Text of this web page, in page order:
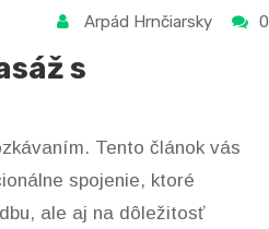
Arpád Hrnčiarsky 0
s
Tento článok vás
spojenie, ktoré
ale aj na dôležitosť